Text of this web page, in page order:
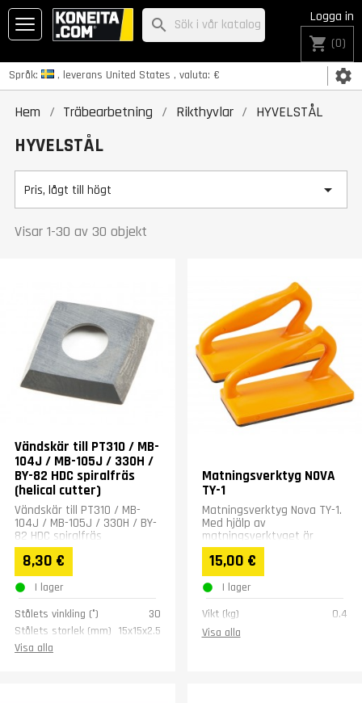
Språk: , leverans United States , valuta: € settings
Logga in
shopping_cart (0)
search
Hem Träbearbetning Rikthyvlar HYVELSTÅL
HYVELSTÅL
Pris, lågt till högt 
Visar 1-30 av 30 objekt
Vändskär till PT310 / MB-
104J / MB-105J / 330H /
BY-82 HDC spiralfräs
(helical cutter)
Vändskär till PT310 / MB-
104J / MB-105J / 330H / BY-
82 HDC spiralfräs
8,30 €
I lager
Stålets vinkling (°)
30
Stålets storlek (mm) 15x15x2.5
Visa alla
Matningsverktyg NOVA
TY-1
Matningsverktyg Nova TY-1.
Med hjälp av
matningsverktyget är
hyvlingen enkel och säker. I
botten en mjuk fästyta av
plast.
15,00 €
I lager
Vikt (kg)
0.4
Visa alla